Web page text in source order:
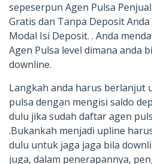
sepeserpun Agen Pulsa
Gratis dan Tanpa Deposit Anda
Modal Isi Deposit. . Anda
Agen Pulsa level dimana anda
downline.
Langkah anda harus berlanjut
pulsa dengan mengisi saldo
dulu jika sudah daftar agen
.Bukankah menjadi upline
dulu untuk jaga jaga bila
juga, dalam penerapannya,